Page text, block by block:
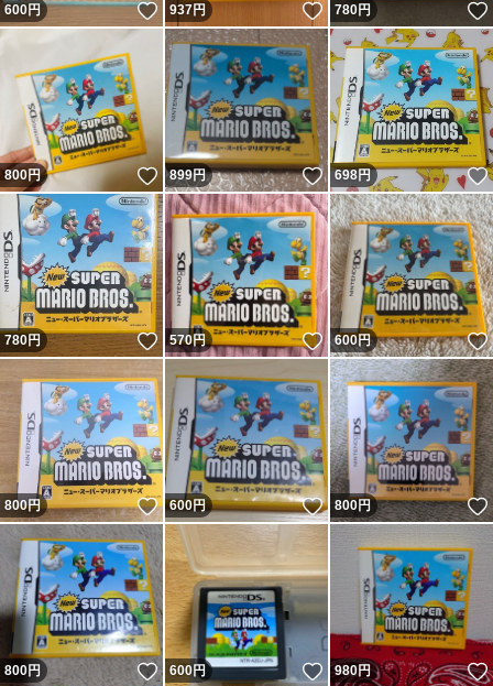
600円 いいね！
937円 いいね！
780円
800円 いいね！
899円 いいね！
698円
780円 いいね！
570円 いいね！
600円
800円 いいね！
600円 いいね！
800円
800円 いいね！
600円 いいね！
980円